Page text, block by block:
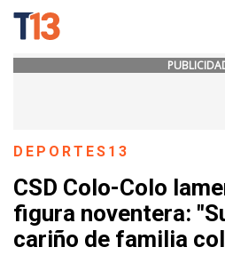
DEPORTES13
CSD Colo-Colo
figura noventera:
cariño de familia